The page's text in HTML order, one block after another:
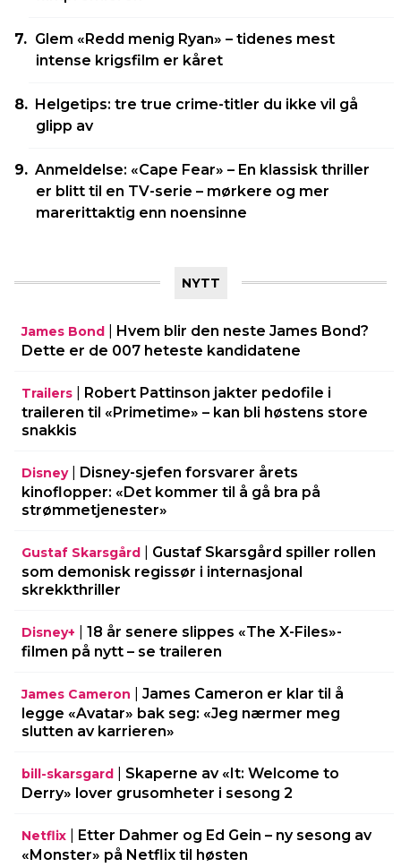
Glem «Redd menig Ryan» – tidenes mest
intense krigsfilm er kåret
Helgetips: tre true crime-titler du ikke vil gå
glipp av
Anmeldelse: «Cape Fear» – En klassisk thriller
er blitt til en TV-serie – mørkere og mer
marerittaktig enn noensinne
NYTT
James Bond
Hvem blir den neste James Bond?
Dette er de 007 heteste kandidatene
Trailers
Robert Pattinson jakter pedofile i
traileren til «Primetime» – kan bli høstens store
snakkis
Disney| Disney-sjefen forsvarer årets
kinoflopper: «Det kommer til å gå bra på
strømmetjenester»
Gustaf Skarsgård
Gustaf Skarsgård spiller rollen
som demonisk regissør i internasjonal
skrekkthriller
Disney+
18 år senere slippes «The X-Files»-
filmen på nytt – se traileren
James Cameron
James Cameron er klar til å
legge «Avatar» bak seg: «Jeg nærmer meg
slutten av karrieren»
bill-skarsgard
Skaperne av «It: Welcome to
Derry» lover grusomheter i sesong 2
Netflix
Etter Dahmer og Ed Gein – ny sesong av
«Monster» på Netflix til høsten